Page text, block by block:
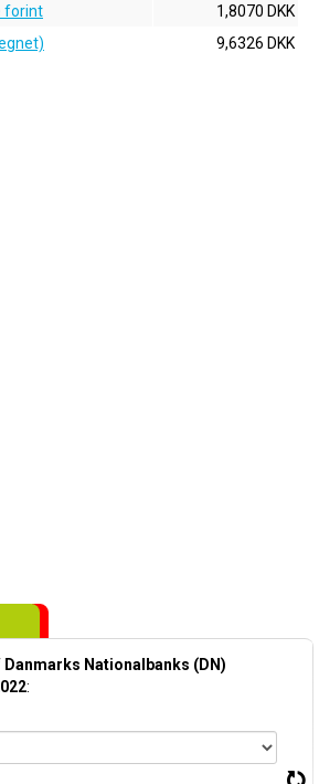
forint
1,8070 DKK
9,6326 DKK
Danmarks Nationalbanks (DN)
: